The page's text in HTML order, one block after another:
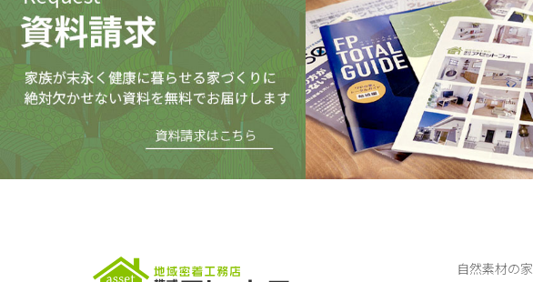
自然素材の家